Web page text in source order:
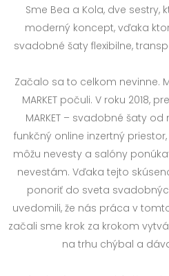
Sme Bea a Kola, dve sestry,
moderný koncept, vďaka
svadobné šaty flexibilne,
Začalo sa to celkom nevinne.
MARKET počuli. V roku 2018,
MARKET – svadobné šaty
funkčný online inzertný
môžu nevesty a salóny
nevestám. Vďaka tejto
ponoriť do sveta
uvedomili, že nás práca v
začali sme krok za krokom
na trhu chýbal a